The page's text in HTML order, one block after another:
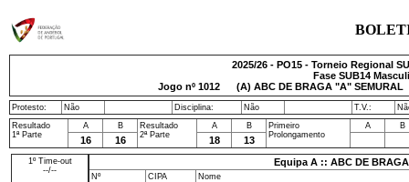
2025/26 - PO15 - Torneio Regional
Fase SUB14
Jogo nº 1012 (A) ABC DE BRAGA "A"
Protesto: Não Disciplina: Não T.V.:
Resultado
1ª Parte
A B
Resultado
2ª Parte
A B
Primeiro
Prolongamento
A B
16 16 18 13
1º Time-out
--/--
Equipa A :: ABC DE
Nº CIPA
Nome